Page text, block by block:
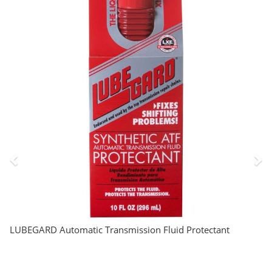
LUBEGARD Automatic Transmission Fluid Protectant